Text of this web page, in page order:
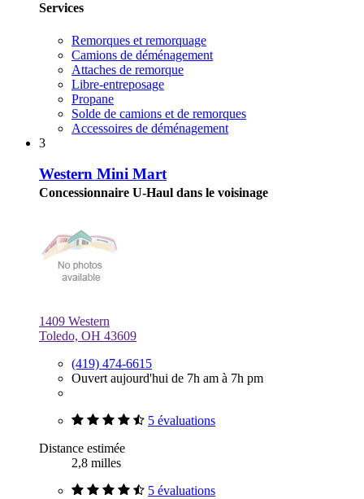
Services
Remorques et remorquage
Camions de déménagement
Attaches de remorque
Libre-entreposage
Propane
Solde de camions et de remorques
Accessoires de déménagement
3
Western Mini Mart
Concessionnaire U-Haul dans le voisinage
1409 Western
Toledo, OH 43609
(419) 474-6615
Ouvert aujourd'hui de 7h am à 7h pm
5 évaluations
Distance estimée
2,8 milles
5 évaluations